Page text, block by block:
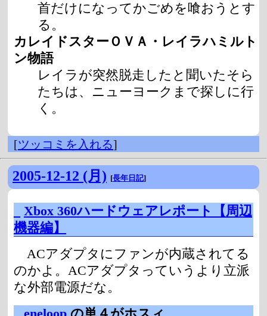
首だけになってかごめを喰おうとす
る。
カレイドスターＯＶＡ・レイラハミルト
ン物語
レイラが突然脱走したと聞いたそら
たちは、ニューヨークまで探しに行
く。
[ツッコミを入れる]
2005-12-12 (月) [長年日記]
Xbox 360ハードウェアレポート【周辺
機器編】
ACアダプタにファンが内蔵されてる
のかよ。ACアダプタっていうより立派
な外部電源だな。